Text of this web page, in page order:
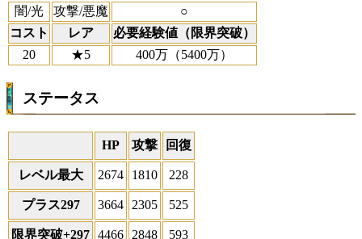
闇/光
攻撃/悪魔
○
コスト
レア
必要経験値（限界突破）
20
★5 400万（5400万）
ステータス
HP 攻撃 回復
レベル最大 2674 1810 228
プラス297 3664 2305 525
限界突破+297 4466 2848 593